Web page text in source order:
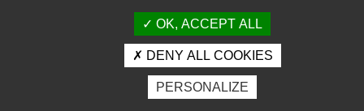
Crédits et mentions légales
Espace presse
Photothèque
OK, ACCEPT ALL
DENY ALL COOKIES
PERSONALIZE